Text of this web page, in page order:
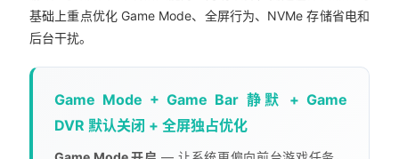
基础上重点优化 Game Mode、全屏行为、NVMe 存储省电和
后台干扰。
Game Mode + Game Bar 静默 + Game
DVR 默认关闭 + 全屏独占优化